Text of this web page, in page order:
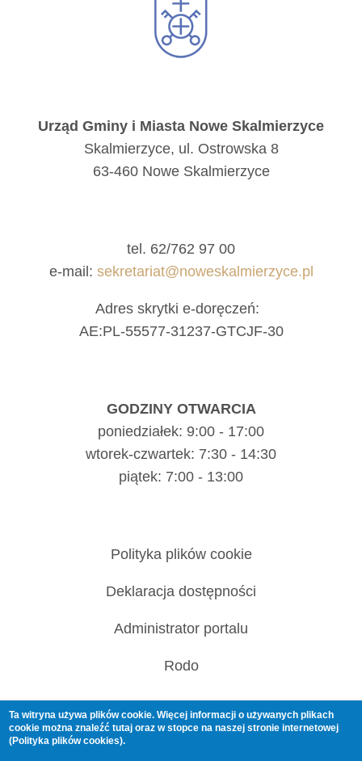
Urząd Gminy i Miasta Nowe Skalmierzyce
Skalmierzyce, ul. Ostrowska 8
63-460 Nowe Skalmierzyce
tel. 62/762 97 00
e-mail: sekretariat@noweskalmierzyce.pl
Adres skrytki e-doręczeń:
AE:PL-55577-31237-GTCJF-30
GODZINY OTWARCIA
poniedziałek: 9:00 - 17:00
wtorek-czwartek: 7:30 - 14:30
piątek: 7:00 - 13:00
Polityka plików cookie
Deklaracja dostępności
Administrator portalu
Rodo
Ta witryna używa plików cookie. Więcej informacji o używanych plikach
cookie można znaleźćtutaj oraz w stopce na naszej stronie internetowej
(Polityka plików cookies).